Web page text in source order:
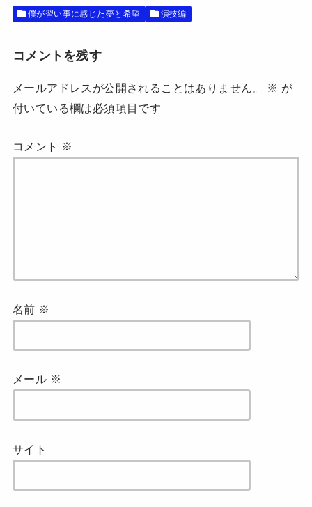
ウ
で
開
す
僕が習い事に感じた夢と希望 演技編
コメントを残す
メールアドレスが公開されることはありません。 ※ が
付いている欄は必須項目です
コメント ※
名前 ※
メール ※
サイト